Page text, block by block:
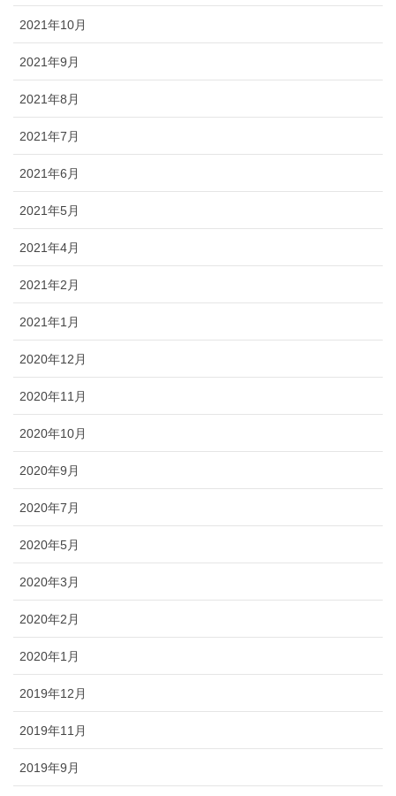
2021年10月
2021年9月
2021年8月
2021年7月
2021年6月
2021年5月
2021年4月
2021年2月
2021年1月
2020年12月
2020年11月
2020年10月
2020年9月
2020年7月
2020年5月
2020年3月
2020年2月
2020年1月
2019年12月
2019年11月
2019年9月